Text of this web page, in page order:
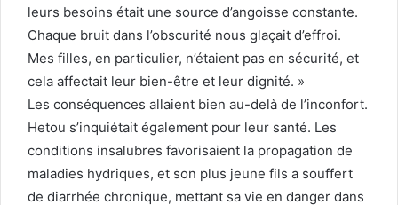
leurs besoins était une source d’angoisse constante.
Chaque bruit dans l’obscurité nous glaçait d’effroi.
Mes filles, en particulier, n’étaient pas en sécurité, et
cela affectait leur bien-être et leur dignité. »
Les conséquences allaient bien au-delà de l’inconfort.
Hetou s’inquiétait également pour leur santé. Les
conditions insalubres favorisaient la propagation de
maladies hydriques, et son plus jeune fils a souffert
de diarrhée chronique, mettant sa vie en danger dans